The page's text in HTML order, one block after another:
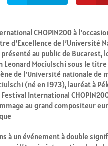
CHOPIN200 à
d’Excellence de l’Université
présenté au public de
Leonard Mociulschi sous le
de l’Université nationale de
(né en 1973), lauréat à
International
au grand compositeur
à un événement à double